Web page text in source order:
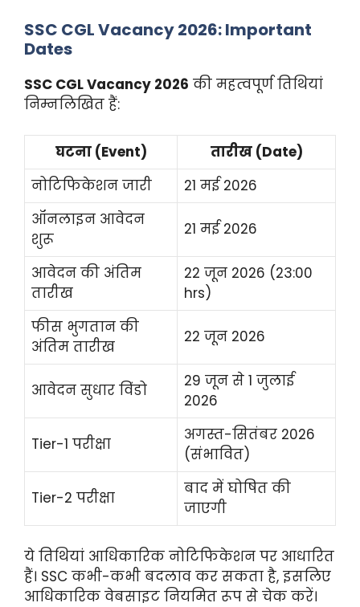
SSC CGL Vacancy 2026: Important
Dates
SSC CGL Vacancy 2026 की महत्वपूर्ण तिथियां
निम्नलिखित हैं:
घटना (Event)
तारीख (Date)
नोटिफिकेशन जारी
21 मई 2026
ऑनलाइन आवेदन
शुरू
21 मई 2026
आवेदन की अंतिम
तारीख
22 जून 2026 (23:00
hrs)
फीस भुगतान की
अंतिम तारीख
22 जून 2026
आवेदन सुधार विंडो
29 जून से 1 जुलाई
2026
Tier-1 परीक्षा
अगस्त-सितंबर 2026
(संभावित)
Tier-2 परीक्षा
बाद में घोषित की
जाएगी
ये तिथियां आधिकारिक नोटिफिकेशन पर आधारित
हैं। SSC कभी-कभी बदलाव कर सकता है, इसलिए
आधिकारिक वेबसाइट नियमित रूप से चेक करें।